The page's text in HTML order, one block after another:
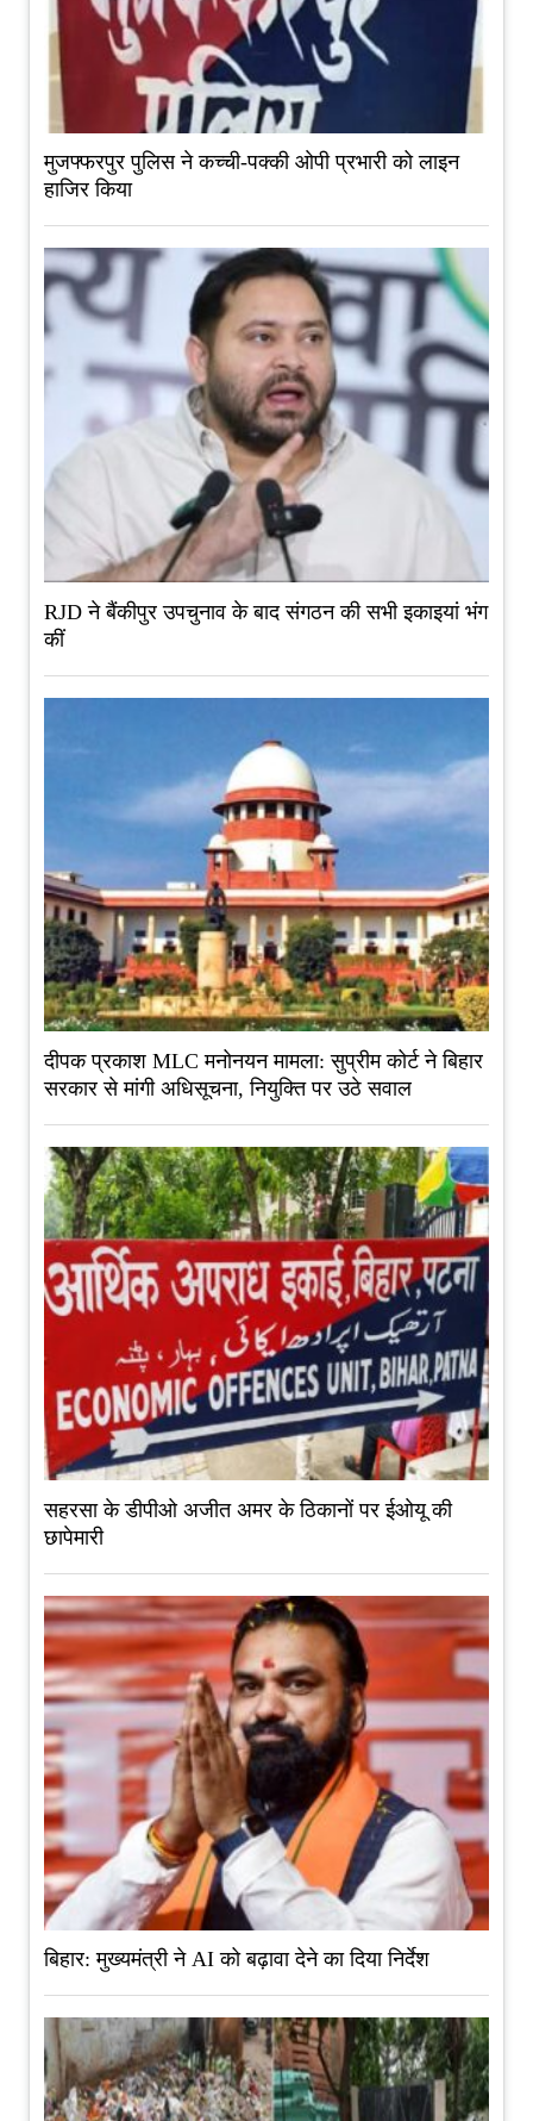
मुजफ्फरपुर पुलिस ने कच्ची-पक्की ओपी प्रभारी को लाइन
हाजिर किया
RJD ने बैंकीपुर उपचुनाव के बाद संगठन की सभी इकाइयां भंग
कीं
दीपक प्रकाश MLC मनोनयन मामला: सुप्रीम कोर्ट ने बिहार
सरकार से मांगी अधिसूचना, नियुक्ति पर उठे सवाल
सहरसा के डीपीओ अजीत अमर के ठिकानों पर ईओयू की
छापेमारी
बिहार: मुख्यमंत्री ने AI को बढ़ावा देने का दिया निर्देश